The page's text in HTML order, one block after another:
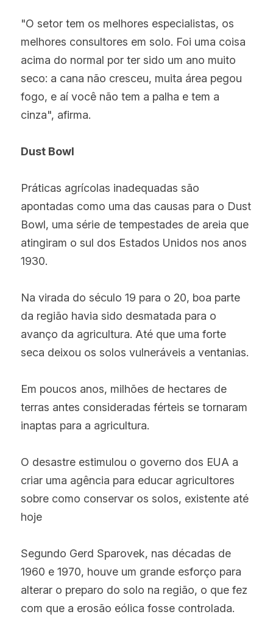
"O setor tem os melhores especialistas, os
melhores consultores em solo. Foi uma coisa
acima do normal por ter sido um ano muito
seco: a cana não cresceu, muita área pegou
fogo, e aí você não tem a palha e tem a
cinza", afirma.
Dust Bowl
Práticas agrícolas inadequadas são
apontadas como uma das causas para o Dust
Bowl, uma série de tempestades de areia que
atingiram o sul dos Estados Unidos nos anos
1930.
Na virada do século 19 para o 20, boa parte
da região havia sido desmatada para o
avanço da agricultura. Até que uma forte
seca deixou os solos vulneráveis a ventanias.
Em poucos anos, milhões de hectares de
terras antes consideradas férteis se tornaram
inaptas para a agricultura.
O desastre estimulou o governo dos EUA a
criar uma agência para educar agricultores
sobre como conservar os solos, existente até
hoje
Segundo Gerd Sparovek, nas décadas de
1960 e 1970, houve um grande esforço para
alterar o preparo do solo na região, o que fez
com que a erosão eólica fosse controlada.